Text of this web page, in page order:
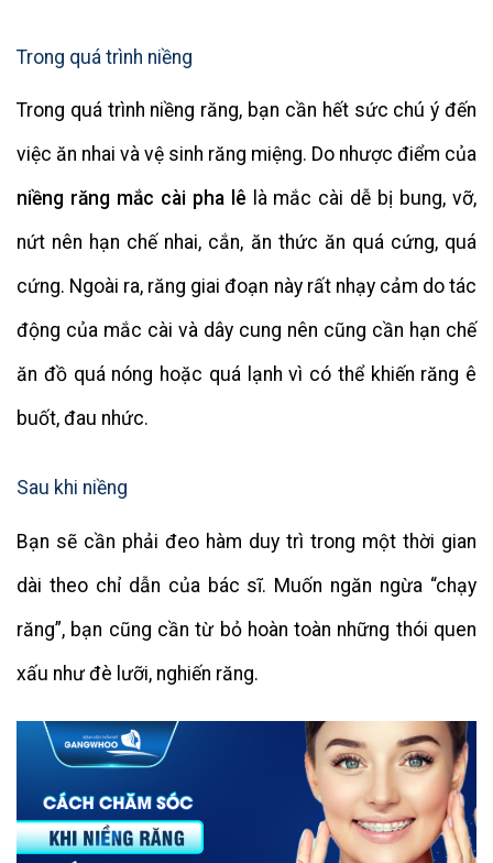
Trong quá trình niềng
Trong quá trình niềng răng, bạn cần hết sức chú ý đến
việc ăn nhai và vệ sinh răng miệng. Do nhược điểm của
niềng răng mắc cài pha lê là mắc cài dễ bị bung, vỡ,
nứt nên hạn chế nhai, cắn, ăn thức ăn quá cứng, quá
cứng. Ngoài ra, răng giai đoạn này rất nhạy cảm do tác
động của mắc cài và dây cung nên cũng cần hạn chế
ăn đồ quá nóng hoặc quá lạnh vì có thể khiến răng ê
buốt, đau nhức.
Sau khi niềng
Bạn sẽ cần phải đeo hàm duy trì trong một thời gian
dài theo chỉ dẫn của bác sĩ. Muốn ngăn ngừa “chạy
răng”, bạn cũng cần từ bỏ hoàn toàn những thói quen
xấu như đè lưỡi, nghiến răng.